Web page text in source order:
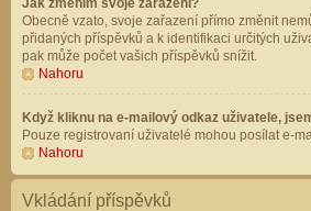
Jak změním svoje zařazení?
Obecně vzato, svoje zařazení přímo změnit
přidaných příspěvků a k identifikaci určitých
pak může počet vašich příspěvků snížit.
Nahoru
Když kliknu na e-mailový odkaz uživatele,
Pouze registrovaní uživatelé mohou posílat e-
Nahoru
Vkládání příspěvků